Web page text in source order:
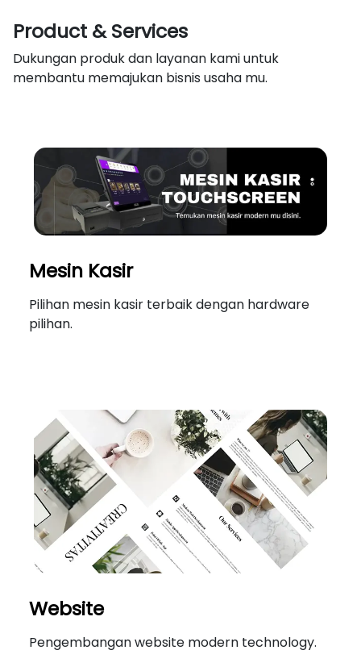
Product & Services
Dukungan produk dan layanan kami untuk
membantu memajukan bisnis usaha mu.
Mesin Kasir
Pilihan mesin kasir terbaik dengan hardware
pilihan.
Website
Pengembangan website modern technology.